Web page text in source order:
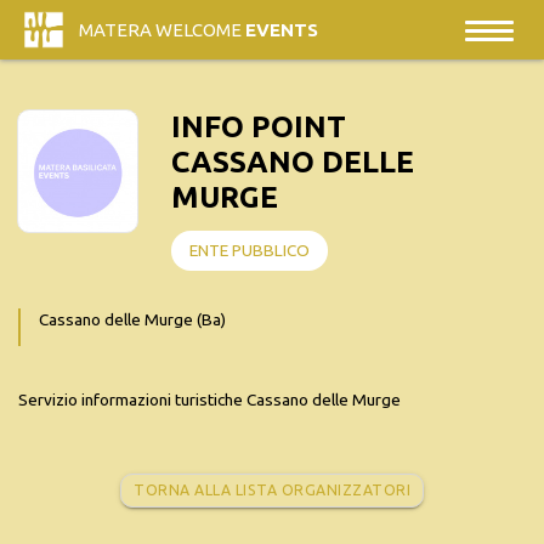
MATERA WELCOME EVENTS
INFO POINT
CASSANO DELLE
MURGE
ENTE PUBBLICO
Cassano delle Murge (Ba)
Servizio informazioni turistiche Cassano delle Murge
TORNA ALLA LISTA ORGANIZZATORI